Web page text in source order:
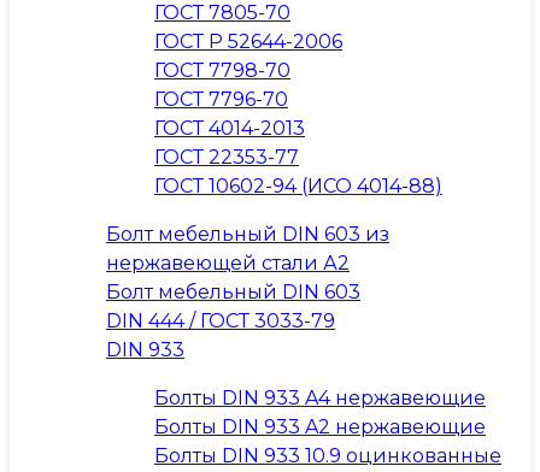
ГОСТ 7805-70
ГОСТ Р 52644-2006
ГОСТ 7798-70
ГОСТ 7796-70
ГОСТ 4014-2013
ГОСТ 22353-77
ГОСТ 10602-94 (ИСО 4014-88)
Болт мебельный DIN 603 из
нержавеющей стали А2
Болт мебельный DIN 603
DIN 444 / ГОСТ 3033-79
DIN 933
Болты DIN 933 A4 нержавеющие
Болты DIN 933 A2 нержавеющие
Болты DIN 933 10.9 оцинкованные